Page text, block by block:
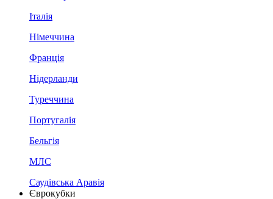
Італія
Німеччина
Франція
Нідерланди
Туреччина
Португалія
Бельгія
МЛС
Саудівська Аравія
Єврокубки